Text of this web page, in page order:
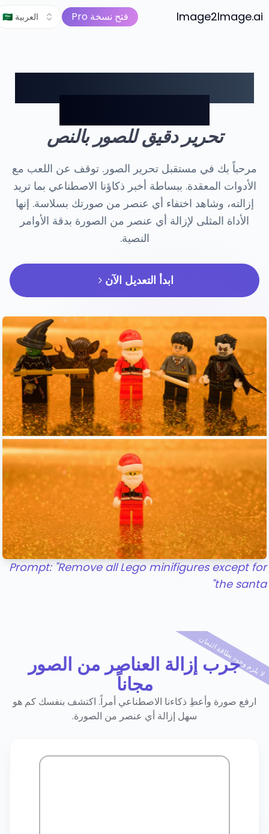
Image2Image.ai
مجموعة أدوات الصور AI صورة إلى فيديو الأسعار فتح نسخة Pro 🇸🇦 العربية
لا تمسح فقط. صفّف. أزل أي
عنصر من الصورة.
تحرير دقيق للصور بالنص
مرحباً بك في مستقبل تحرير الصور. توقف عن اللعب مع
الأدوات المعقدة. ببساطة أخبر ذكاؤنا الاصطناعي بما تريد
إزالته، وشاهد اختفاء أي عنصر من صورتك بسلاسة. إنها
الأداة المثلى لإزالة أي عنصر من الصورة بدقة الأوامر
النصية.
ابدأ التعديل الآن
Prompt: "Remove all Lego minifigures except
the
جرب إزالة العناصر من الصور
مجاناً
ارفع صورة وأعطِ ذكاءنا الاصطناعي أمراً. اكتشف بنفسك كم هو
سهل إزالة أي عنصر من الصورة.
وجود بطاقة ائتمان